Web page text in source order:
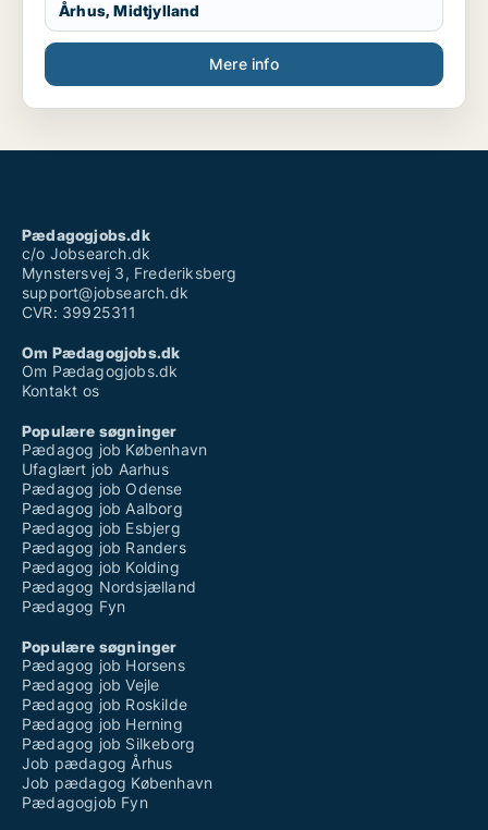
Århus, Midtjylland
Mere info
Pædagogjobs.dk
c/o Jobsearch.dk
Mynstersvej 3, Frederiksberg
support@jobsearch.dk
CVR: 39925311
Om Pædagogjobs.dk
Om Pædagogjobs.dk
Kontakt os
Populære søgninger
Pædagog job København
Ufaglært job Aarhus
Pædagog job Odense
Pædagog job Aalborg
Pædagog job Esbjerg
Pædagog job Randers
Pædagog job Kolding
Pædagog Nordsjælland
Pædagog Fyn
Populære søgninger
Pædagog job Horsens
Pædagog job Vejle
Pædagog job Roskilde
Pædagog job Herning
Pædagog job Silkeborg
Job pædagog Århus
Job pædagog København
Pædagogjob Fyn